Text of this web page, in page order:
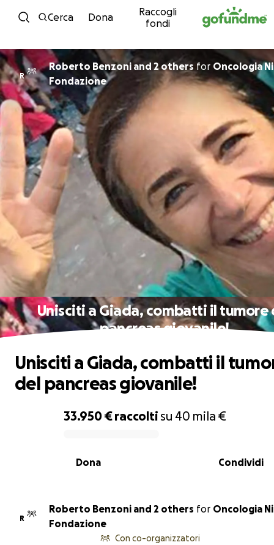
Vai al contenuto
Cerca Dona
Raccogli
fondi
R
Roberto Benzoni and 2 others for Oncologia
Fondazione
Unisciti a Giada, combatti il tumore
pancreas giovanile!
33.950 € raccolti su 40 mila €
Condividi
Dona
Unisciti a Giada, combatti il
del pancreas giovanile!
R
Roberto Benzoni and 2 others for Oncologia
Fondazione
Con co-organizzatori